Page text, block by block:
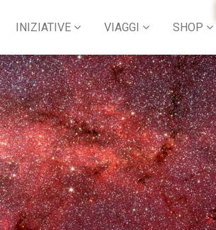
INIZIATIVE VIAGGI SHOP